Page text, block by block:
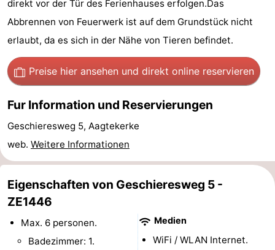
Reitschulen
-
Golfplatze
Sportangeln
Mondriaan
Toorop
Essen
und
trinken
Veranstaltungen
Ringstechen
Forum
direkt vor der Tür des Ferienhauses erfolgen.Das
Abbrennen von Feuerwerk ist auf dem Grundstück nicht
erlaubt, da es sich in der Nähe von Tieren befindet.
Preise hier ansehen und direkt online reservieren
Fur Information und Reservierungen
Geschieresweg 5, Aagtekerke
web. Weitere Informationen
Eigenschaften von Geschieresweg 5 -
ZE1446
Max. 6 personen.
Badezimmer: 1.
Medien
WiFi / WLAN Internet.